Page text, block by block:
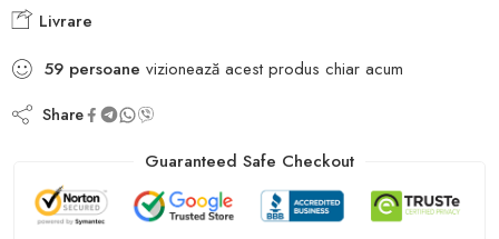
Livrare
59 persoane vizionează acest produs chiar acum
Share
Guaranteed Safe Checkout